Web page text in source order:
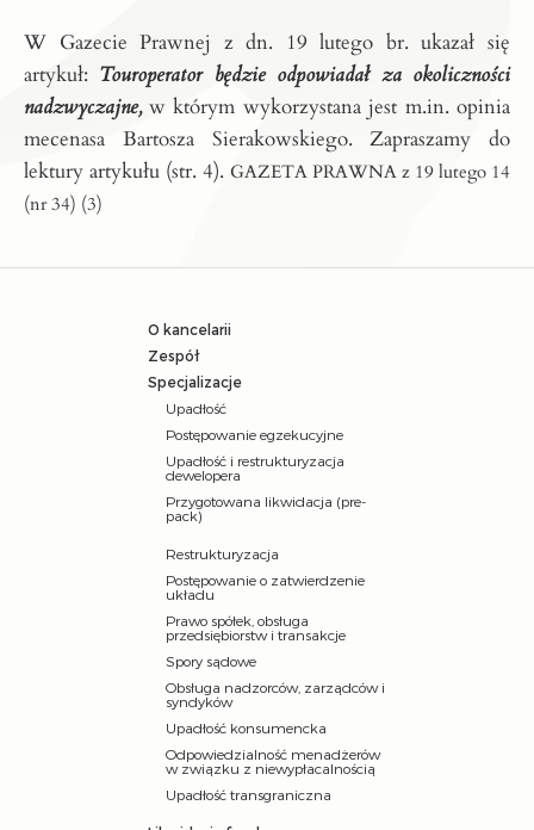
W Gazecie Prawnej z dn. 19 lutego br. ukazał się
artykuł: Touroperator będzie odpowiadał za okoliczności
nadzwyczajne, w którym wykorzystana jest m.in. opinia
mecenasa Bartosza Sierakowskiego. Zapraszamy do
lektury artykułu (str. 4). GAZETA PRAWNA z 19 lutego 14
(nr 34) (3)
O kancelarii
Zespół
Specjalizacje
Upadłość
Postępowanie egzekucyjne
Upadłość i restrukturyzacja
dewelopera
Przygotowana likwidacja (pre-
pack)
Restrukturyzacja
Postępowanie o zatwierdzenie
układu
Prawo spółek, obsługa
przedsiębiorstw i transakcje
Spory sądowe
Obsługa nadzorców, zarządców i
syndyków
Upadłość konsumencka
Odpowiedzialność menadżerów
w związku z niewypłacalnością
Upadłość transgraniczna